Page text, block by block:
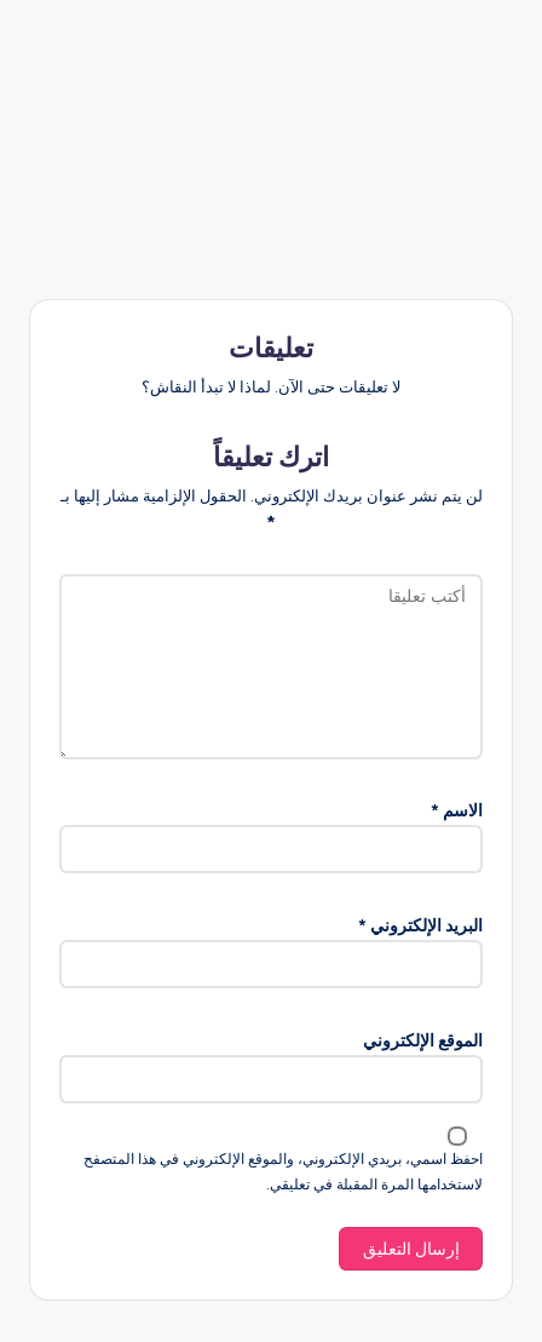
تعليقات
لا تعليقات حتى الآن. لماذا لا تبدأ النقاش؟
اترك تعليقاً
لن يتم نشر عنوان بريدك الإلكتروني. الحقول الإلزامية مشار إليها بـ
*
الاسم *
البريد الإلكتروني *
الموقع الإلكتروني
احفظ اسمي، بريدي الإلكتروني، والموقع الإلكتروني في هذا المتصفح
لاستخدامها المرة المقبلة في تعليقي.